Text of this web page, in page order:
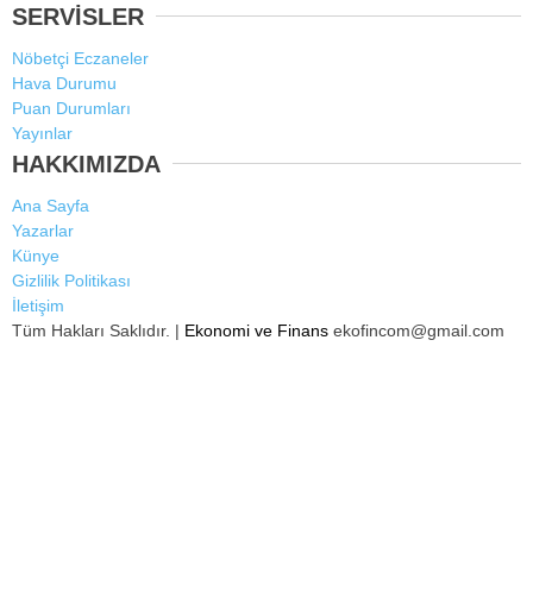
SERVİSLER
Nöbetçi Eczaneler
Hava Durumu
Puan Durumları
Yayınlar
HAKKIMIZDA
Ana Sayfa
Yazarlar
Künye
Gizlilik Politikası
İletişim
Tüm Hakları Saklıdır. | Ekonomi ve Finans ekofincom@gmail.com